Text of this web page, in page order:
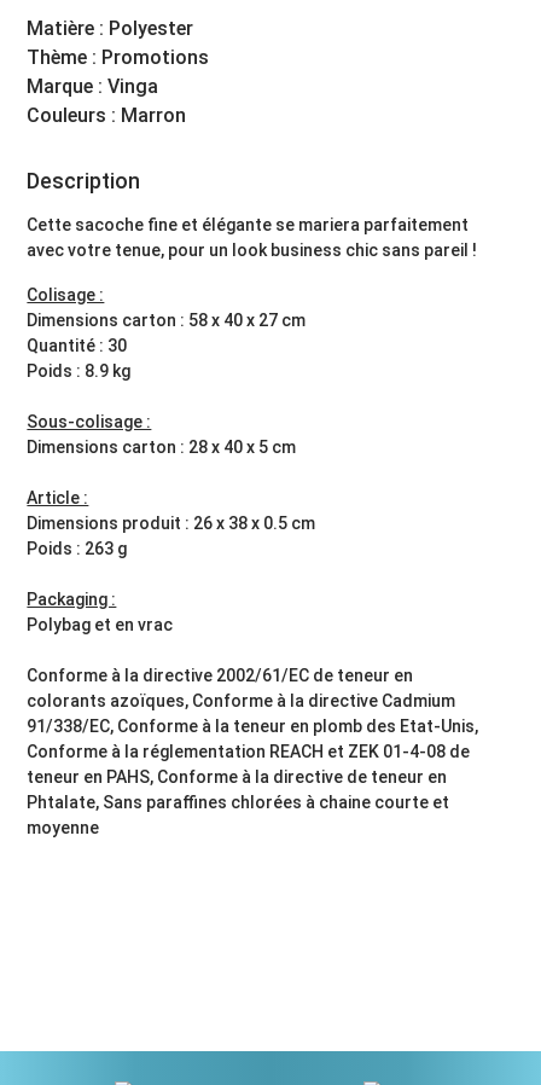
Matière : Polyester
Thème : Promotions
Marque : Vinga
Couleurs : Marron
Description
Cette sacoche fine et élégante se mariera parfaitement
avec votre tenue, pour un look business chic sans pareil !
Colisage :
Dimensions carton : 58 x 40 x 27 cm
Quantité : 30
Poids : 8.9 kg
Sous-colisage :
Dimensions carton : 28 x 40 x 5 cm
Article :
Dimensions produit : 26 x 38 x 0.5 cm
Poids : 263 g
Packaging :
Polybag et en vrac
Conforme à la directive 2002/61/EC de teneur en
colorants azoïques, Conforme à la directive Cadmium
91/338/EC, Conforme à la teneur en plomb des Etat-Unis,
Conforme à la réglementation REACH et ZEK 01-4-08 de
teneur en PAHS, Conforme à la directive de teneur en
Phtalate, Sans paraffines chlorées à chaine courte et
moyenne